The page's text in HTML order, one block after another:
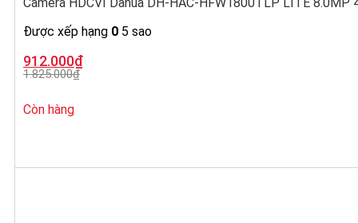
Camera HDCVI Dahua DH-HAC-HFW1800TLP LITE 8.0MP
Được xếp hạng 0 5 sao
1.825.000₫
Giá
gốc
là:
912.000₫
Giá
hiện
tại
912.000₫.
Còn hàng